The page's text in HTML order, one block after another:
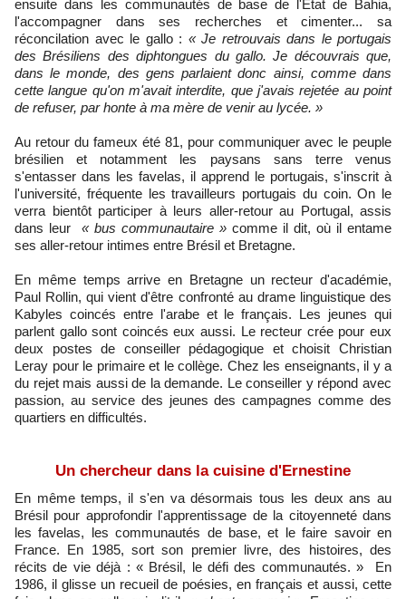
ensuite dans les communautés de base de l'État de Bahia,
l'accompagner dans ses recherches et cimenter... sa
réconcilation avec le gallo : « Je retrouvais dans le portugais
des Brésiliens des diphtongues du gallo. Je découvrais que,
dans le monde, des gens parlaient donc ainsi, comme dans
cette langue qu'on m'avait interdite, que j'avais rejetée au point
de refuser, par honte à ma mère de venir au lycée. »
Au retour du fameux été 81, pour communiquer avec le peuple
brésilien et notamment les paysans sans terre venus
s'entasser dans les favelas, il apprend le portugais, s'inscrit à
l'université, fréquente les travailleurs portugais du coin. On le
verra bientôt participer à leurs aller-retour au Portugal, assis
dans leur « bus communautaire » comme il dit, où il entame
ses aller-retour intimes entre Brésil et Bretagne.
En même temps arrive en Bretagne un recteur d'académie,
Paul Rollin, qui vient d'être confronté au drame linguistique des
Kabyles coincés entre l'arabe et le français. Les jeunes qui
parlent gallo sont coincés eux aussi. Le recteur crée pour eux
deux postes de conseiller pédagogique et choisit Christian
Leray pour le primaire et le collège. Chez les enseignants, il y a
du rejet mais aussi de la demande. Le conseiller y répond avec
passion, au service des jeunes des campagnes comme des
quartiers en difficultés.
Un chercheur dans la cuisine d'Ernestine
En même temps, il s'en va désormais tous les deux ans au
Brésil pour approfondir l'apprentissage de la citoyenneté dans
les favelas, les communautés de base, et le faire savoir en
France. En 1985, sort son premier livre, des histoires, des
récits de vie déjà : « Brésil, le défi des communautés. » En
1986, il glisse un recueil de poésies, en français et aussi, cette